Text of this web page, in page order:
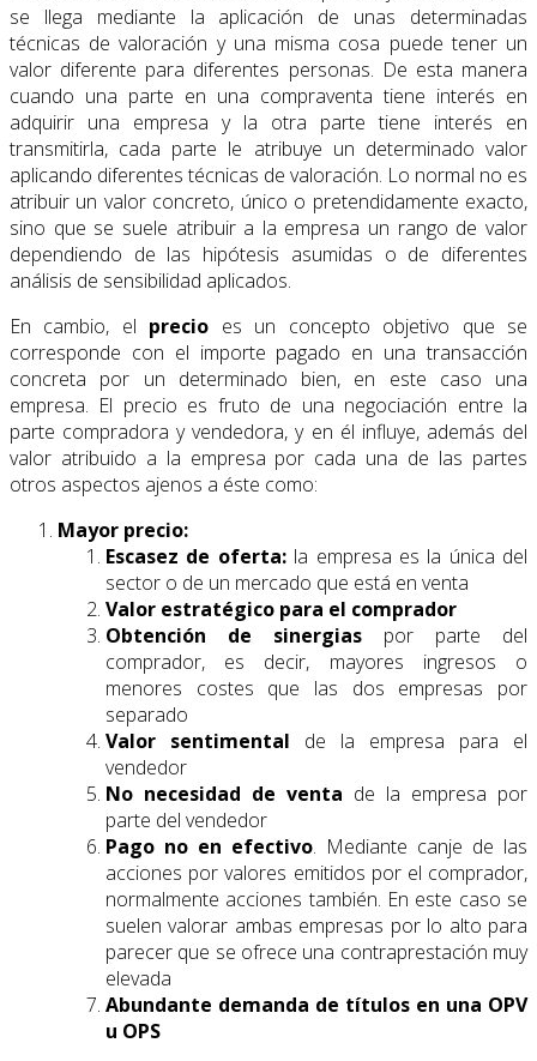
se llega mediante la aplicación de unas determinadas
técnicas de valoración y una misma cosa puede tener un
valor diferente para diferentes personas. De esta manera
cuando una parte en una compraventa tiene interés en
adquirir una empresa y la otra parte tiene interés en
transmitirla, cada parte le atribuye un determinado valor
aplicando diferentes técnicas de valoración. Lo normal no es
atribuir un valor concreto, único o pretendidamente exacto,
sino que se suele atribuir a la empresa un rango de valor
dependiendo de las hipótesis asumidas o de diferentes
análisis de sensibilidad aplicados.
En cambio, el precio es un concepto objetivo que se
corresponde con el importe pagado en una transacción
concreta por un determinado bien, en este caso una
empresa. El precio es fruto de una negociación entre la
parte compradora y vendedora, y en él influye, además del
valor atribuido a la empresa por cada una de las partes
otros aspectos ajenos a éste como:
Mayor precio:
Escasez de oferta:la empresa es la única del
sector o de un mercado que está en venta
Valor estratégico para el comprador
Obtención de sinergias por parte del
comprador, es decir, mayores ingresos o
menores costes que las dos empresas por
separado
Valor sentimental de la empresa para el
vendedor
No necesidad de venta de la empresa por
parte del vendedor
Pago no en efectivo. Mediante canje de las
acciones por valores emitidos por el comprador,
normalmente acciones también. En este caso se
suelen valorar ambas empresas por lo alto para
parecer que se ofrece una contraprestación muy
elevada
Abundante demanda de títulos en una OPV
u OPS